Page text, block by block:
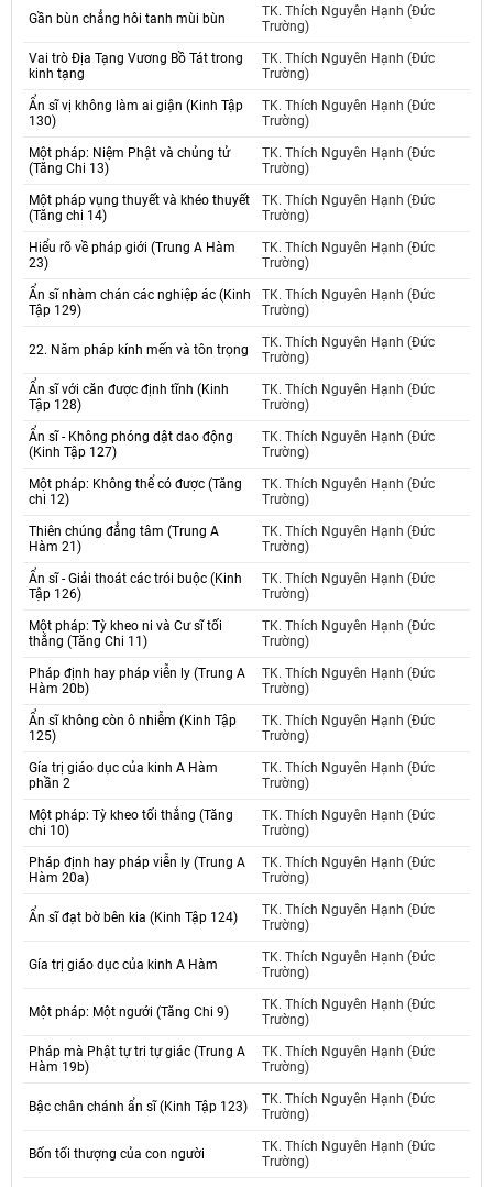
Gần bùn chẳng hôi tanh mùi bùn
TK. Thích Nguyên Hạnh (Đức
Trường)
Vai trò Địa Tạng Vương Bồ Tát trong
kinh tạng
TK. Thích Nguyên Hạnh (Đức
Trường)
Ẩn sĩ vị không làm ai giận (Kinh Tập
130)
TK. Thích Nguyên Hạnh (Đức
Trường)
Một pháp: Niệm Phật và chủng tử
(Tăng Chi 13)
TK. Thích Nguyên Hạnh (Đức
Trường)
Một pháp vụng thuyết và khéo thuyết
(Tăng chi 14)
TK. Thích Nguyên Hạnh (Đức
Trường)
Hiểu rõ về pháp giới (Trung A Hàm
23)
TK. Thích Nguyên Hạnh (Đức
Trường)
Ẩn sĩ nhàm chán các nghiệp ác (Kinh
Tập 129)
TK. Thích Nguyên Hạnh (Đức
Trường)
22. Năm pháp kính mến và tôn trọng
TK. Thích Nguyên Hạnh (Đức
Trường)
Ẩn sĩ với căn được định tĩnh (Kinh
Tập 128)
TK. Thích Nguyên Hạnh (Đức
Trường)
Ẩn sĩ - Không phóng dật dao động
(Kinh Tập 127)
TK. Thích Nguyên Hạnh (Đức
Trường)
Một pháp: Không thể có được (Tăng
chi 12)
TK. Thích Nguyên Hạnh (Đức
Trường)
Thiên chúng đẳng tâm (Trung A
Hàm 21)
TK. Thích Nguyên Hạnh (Đức
Trường)
Ẩn sĩ - Giải thoát các trói buộc (Kinh
Tập 126)
TK. Thích Nguyên Hạnh (Đức
Trường)
Một pháp: Tỳ kheo ni và Cư sĩ tối
thắng (Tăng Chi 11)
TK. Thích Nguyên Hạnh (Đức
Trường)
Pháp định hay pháp viễn ly (Trung A
Hàm 20b)
TK. Thích Nguyên Hạnh (Đức
Trường)
Ẩn sĩ không còn ô nhiễm (Kinh Tập
125)
TK. Thích Nguyên Hạnh (Đức
Trường)
Gía trị giáo dục của kinh A Hàm
phần 2
TK. Thích Nguyên Hạnh (Đức
Trường)
Một pháp: Tỳ kheo tối thắng (Tăng
chi 10)
TK. Thích Nguyên Hạnh (Đức
Trường)
Pháp định hay pháp viễn ly (Trung A
Hàm 20a)
TK. Thích Nguyên Hạnh (Đức
Trường)
Ẩn sĩ đạt bờ bên kia (Kinh Tập 124)
TK. Thích Nguyên Hạnh (Đức
Trường)
Gía trị giáo dục của kinh A Hàm
TK. Thích Nguyên Hạnh (Đức
Trường)
Một pháp: Một ngưới (Tăng Chi 9)
TK. Thích Nguyên Hạnh (Đức
Trường)
Pháp mà Phật tự tri tự giác (Trung A
Hàm 19b)
TK. Thích Nguyên Hạnh (Đức
Trường)
Bậc chân chánh ẩn sĩ (Kinh Tập 123)
TK. Thích Nguyên Hạnh (Đức
Trường)
Bốn tối thượng của con người
TK. Thích Nguyên Hạnh (Đức
Trường)